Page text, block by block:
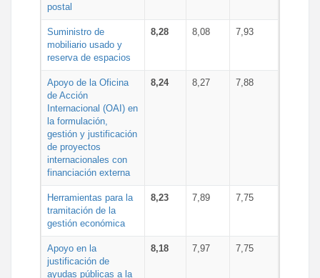
postal
Suministro de
mobiliario usado y
reserva de espacios
8,28 8,08 7,93
Apoyo de la Oficina
de Acción
Internacional (OAI) en
la formulación,
gestión y justificación
de proyectos
internacionales con
financiación externa
8,24 8,27 7,88
Herramientas para la
tramitación de la
gestión económica
8,23 7,89 7,75
Apoyo en la
justificación de
ayudas públicas a la
8,18 7,97 7,75